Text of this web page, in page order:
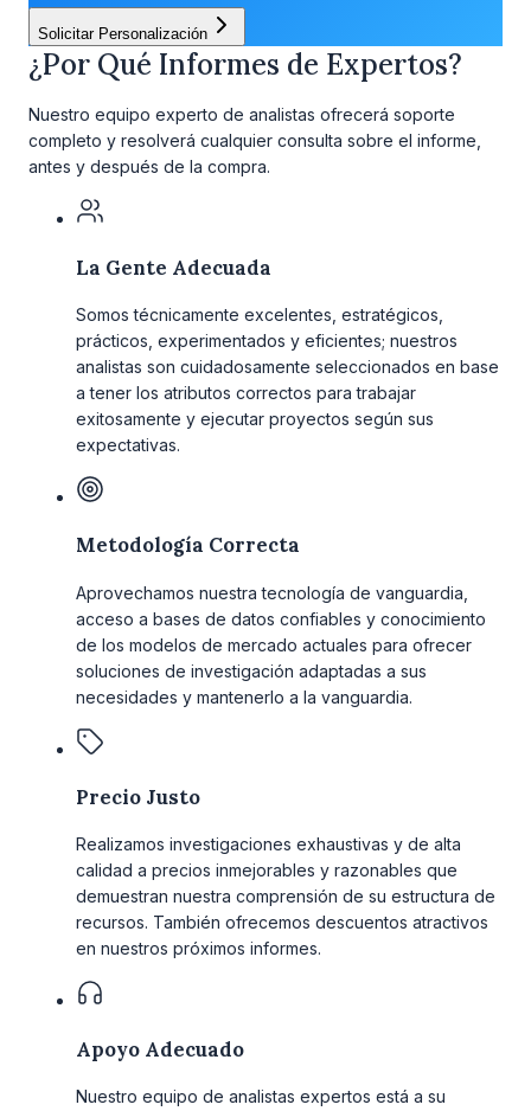
Solicitar Personalización
¿Por Qué Informes de Expertos?
Nuestro equipo experto de analistas ofrecerá soporte
completo y resolverá cualquier consulta sobre el informe,
antes y después de la compra.
La Gente Adecuada
Somos técnicamente excelentes, estratégicos,
prácticos, experimentados y eficientes; nuestros
analistas son cuidadosamente seleccionados en base
a tener los atributos correctos para trabajar
exitosamente y ejecutar proyectos según sus
expectativas.
Metodología Correcta
Aprovechamos nuestra tecnología de vanguardia,
acceso a bases de datos confiables y conocimiento
de los modelos de mercado actuales para ofrecer
soluciones de investigación adaptadas a sus
necesidades y mantenerlo a la vanguardia.
Precio Justo
Realizamos investigaciones exhaustivas y de alta
calidad a precios inmejorables y razonables que
demuestran nuestra comprensión de su estructura de
recursos. También ofrecemos descuentos atractivos
en nuestros próximos informes.
Apoyo Adecuado
Nuestro equipo de analistas expertos está a su